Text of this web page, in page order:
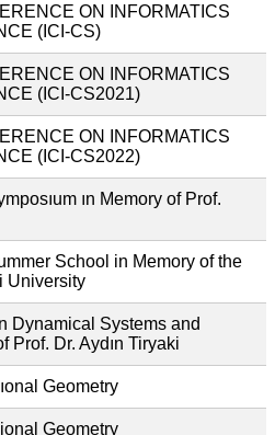
ON INFORMATICS
(ICI-CS)
ON INFORMATICS
(ICI-CS2021)
ON INFORMATICS
(ICI-CS2022)
ın Memory of Prof.
School in Memory of the
University
Dynamical Systems and
Prof. Dr. Aydın Tiryaki
Geometry
Geometry